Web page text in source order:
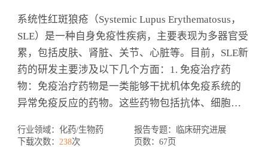
系统性红斑狼疮（Systemic Lupus Erythematosus，
SLE）是一种自身免疫性疾病，主要表现为多器官受
累，包括皮肤、肾脏、关节、心脏等。目前，SLE新
药的研发主要涉及以下几个方面：1. 免疫治疗药
物：免疫治疗药物是一类能够干扰机体免疫系统的
异常免疫反应的药物。这些药物包括抗体、细胞治
向治疗药物：靶向治疗药物是一类能够针对SLE发病
行业领域： 化药/生物药 报告专题： 临床研究进展
下载次数： 238次 页数： 67页